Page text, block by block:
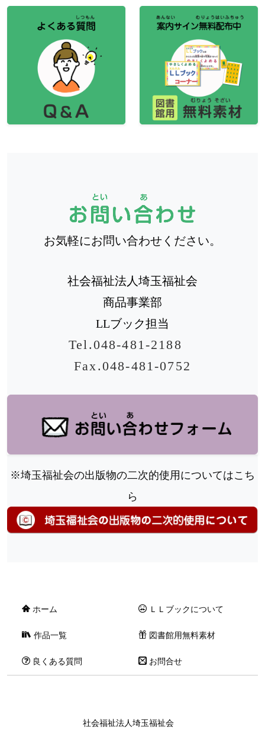
お気軽にお問い合わせください。
社会福祉法人埼玉福祉会
商品事業部
LLブック担当
Tel.048-481-2188
Fax.048-481-0752
※埼玉福祉会の出版物の二次的使用についてはこち
ら
ホーム ＬＬブックについて
作品一覧 図書館用無料素材
良くある質問 お問合せ
社会福祉法人埼玉福祉会